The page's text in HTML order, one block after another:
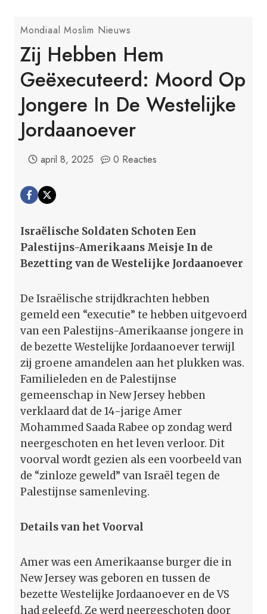
Mondiaal Moslim Nieuws
Zij Hebben Hem
Geëxecuteerd: Moord Op
Jongere In De Westelijke
Jordaanoever
april 8, 2025 0 Reacties
Israëlische Soldaten Schoten Een
Palestijns-Amerikaans Meisje In de
Bezetting van de Westelijke Jordaanoever
De Israëlische strijdkrachten hebben
gemeld een “executie” te hebben uitgevoerd
van een Palestijns-Amerikaanse jongere in
de bezette Westelijke Jordaanoever terwijl
zij groene amandelen aan het plukken was.
Familieleden en de Palestijnse
gemeenschap in New Jersey hebben
verklaard dat de 14-jarige Amer
Mohammed Saada Rabee op zondag werd
neergeschoten en het leven verloor. Dit
voorval wordt gezien als een voorbeeld van
de “zinloze geweld” van Israël tegen de
Palestijnse samenleving.
Details van het Voorval
Amer was een Amerikaanse burger die in
New Jersey was geboren en tussen de
bezette Westelijke Jordaanoever en de VS
had geleefd. Ze werd neergeschoten door